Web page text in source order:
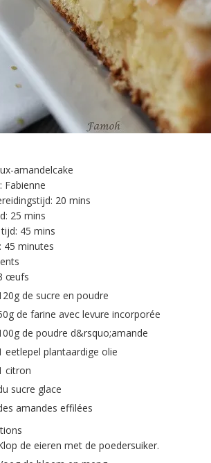
amandelcake
Fabienne
20 mins
25 mins
45 mins
45 minutes
œufs
de sucre en poudre
de farine avec levure incorporée
de poudre d&rsquo;amande
eetlepel plantaardige olie
citron
sucre glace
amandes effilées
de eieren met de poedersuiker.